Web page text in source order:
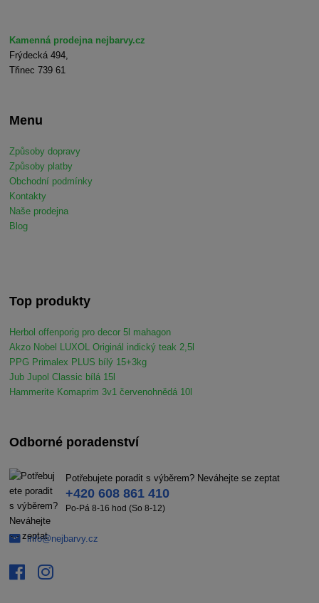
Kamenná prodejna nejbarvy.cz
Frýdecká 494,
Třinec 739 61
Menu
Způsoby dopravy
Způsoby platby
Obchodní podmínky
Kontakty
Naše prodejna
Blog
Top produkty
Herbol offenporig pro decor 5l mahagon
Akzo Nobel LUXOL Originál indický teak 2,5l
PPG Primalex PLUS bílý 15+3kg
Jub Jupol Classic bílá 15l
Hammerite Komaprim 3v1 červenohnědá 10l
Odborné poradenství
Potřebujete poradit s výběrem? Neváhejte se zeptat
+420 608 861 410
Po-Pá 8-16 hod (So 8-12)
info@nejbarvy.cz